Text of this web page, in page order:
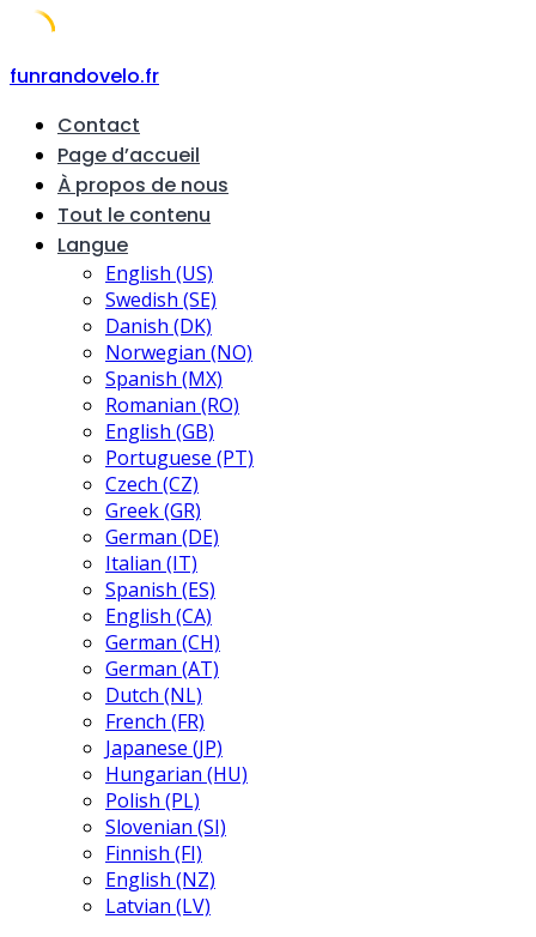
Skip
content
funrandovelo.fr
Contact
Page d’accueil
À propos de nous
Tout le contenu
Langue
English (US)
Swedish (SE)
Danish (DK)
Norwegian (NO)
Spanish (MX)
Romanian (RO)
English (GB)
Portuguese (PT)
Czech (CZ)
Greek (GR)
German (DE)
Italian (IT)
Spanish (ES)
English (CA)
German (CH)
German (AT)
Dutch (NL)
French (FR)
Japanese (JP)
Hungarian (HU)
Polish (PL)
Slovenian (SI)
Finnish (FI)
English (NZ)
Latvian (LV)